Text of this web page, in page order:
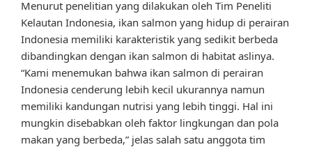
Menurut penelitian yang dilakukan oleh Tim Peneliti
Kelautan Indonesia, ikan salmon yang hidup di perairan
Indonesia memiliki karakteristik yang sedikit berbeda
dibandingkan dengan ikan salmon di habitat aslinya.
“Kami menemukan bahwa ikan salmon di perairan
Indonesia cenderung lebih kecil ukurannya namun
memiliki kandungan nutrisi yang lebih tinggi. Hal ini
mungkin disebabkan oleh faktor lingkungan dan pola
makan yang berbeda,” jelas salah satu anggota tim